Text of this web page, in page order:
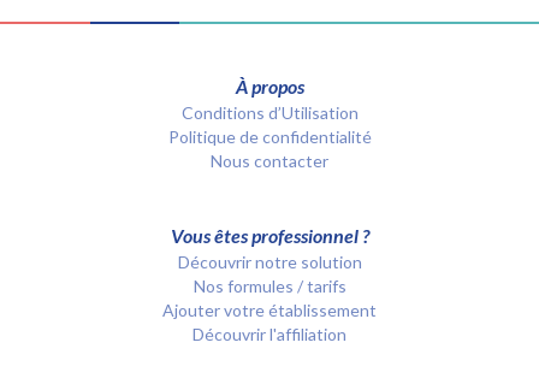
À propos
Conditions d’Utilisation
Politique de confidentialité
Nous contacter
Vous êtes professionnel ?
Découvrir notre solution
Nos formules / tarifs
Ajouter votre établissement
Découvrir l'affiliation